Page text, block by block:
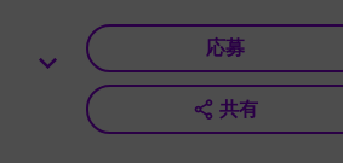
応募
共有